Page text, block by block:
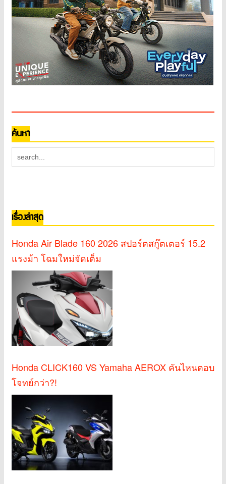
ค้นหา
เรื่องล่าสุด
Honda Air Blade 160 2026 สปอร์ตสกู๊ตเตอร์ 15.2
แรงม้า โฉมใหม่จัดเต็ม
Honda CLICK160 VS Yamaha AEROX คันไหนตอบ
โจทย์กว่า?!